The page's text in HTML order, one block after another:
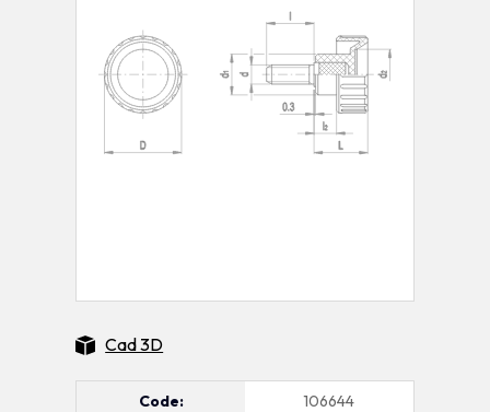
Code: 106644
Cad 3D